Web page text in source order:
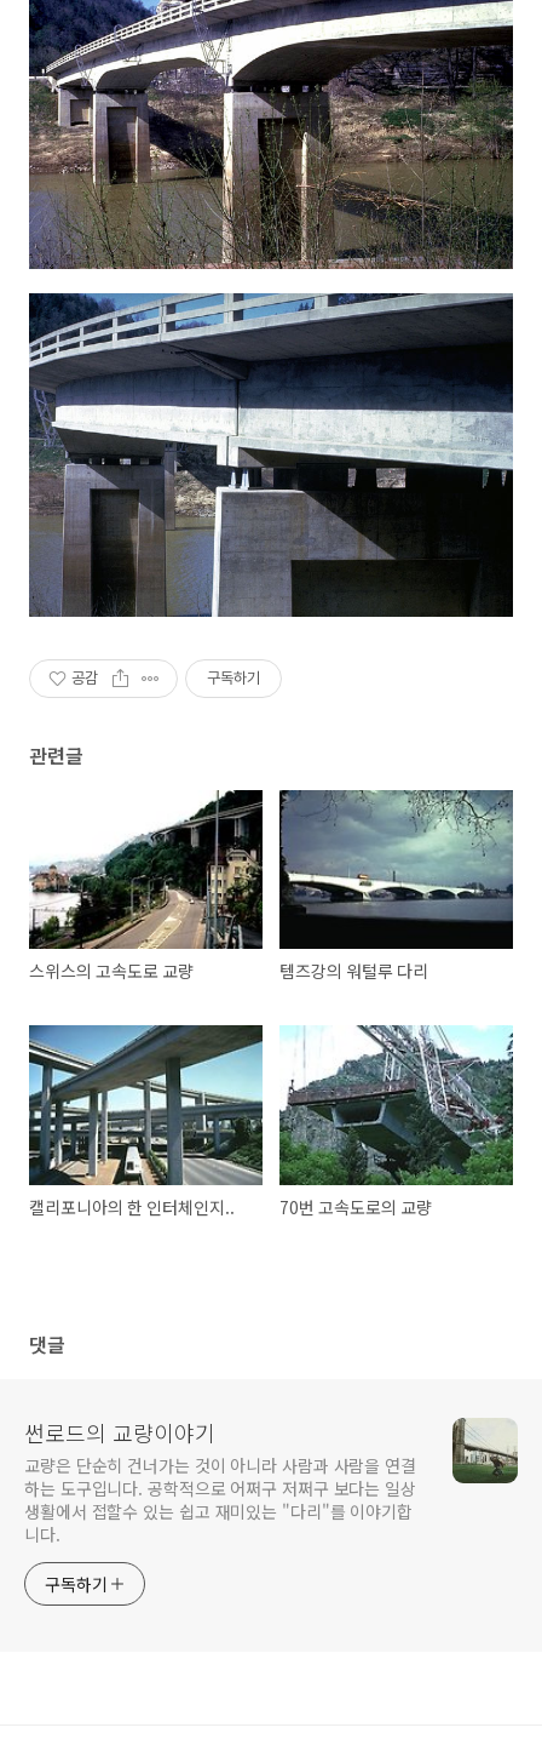
공감 구독하기
관련글
스위스의 고속도로 교량 템즈강의 워털루 다리
캘리포니아의 한 인터체인지.. 70번 고속도로의 교량
댓글
썬로드의 교량이야기
교량은 단순히 건너가는 것이 아니라 사람과 사람을 연결
하는 도구입니다. 공학적으로 어쩌구 저쩌구 보다는 일상
생활에서 접할수 있는 쉽고 재미있는 "다리"를 이야기합
니다.
구독하기